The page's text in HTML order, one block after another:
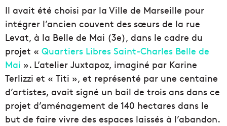
Il avait été choisi par la Ville de Marseille pour
intégrer l’ancien couvent des sœurs de la rue
Levat, à la Belle de Mai (3e), dans le cadre du
projet « Quartiers Libres Saint-Charles Belle de
Mai ». L’atelier Juxtapoz, imaginé par Karine
Terlizzi et « Titi », et représenté par une centaine
d’artistes, avait signé un bail de trois ans dans ce
projet d’aménagement de 140 hectares dans le
but de faire vivre des espaces laissés à l’abandon.